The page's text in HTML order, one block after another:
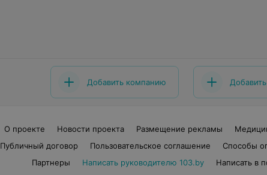
Добавить компанию
О проекте Новости проекта Размещение рекламы
Публичный договор
Пользовательское соглашение Способы
Партнеры
Написать руководителю 103.by
Написать в